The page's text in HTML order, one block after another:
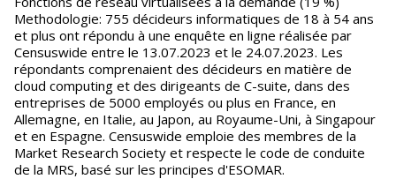
Methodologie: 755 décideurs informatiques de 18 à 54 ans
et plus ont répondu à une enquête en ligne réalisée par
Censuswide entre le 13.07.2023 et le 24.07.2023. Les
répondants comprenaient des décideurs en matière de
cloud computing et des dirigeants de C-suite, dans des
entreprises de 5000 employés ou plus en France, en
Allemagne, en Italie, au Japon, au Royaume-Uni, à Singapour
et en Espagne. Censuswide emploie des membres de la
Market Research Society et respecte le code de conduite
de la MRS, basé sur les principes d'ESOMAR.